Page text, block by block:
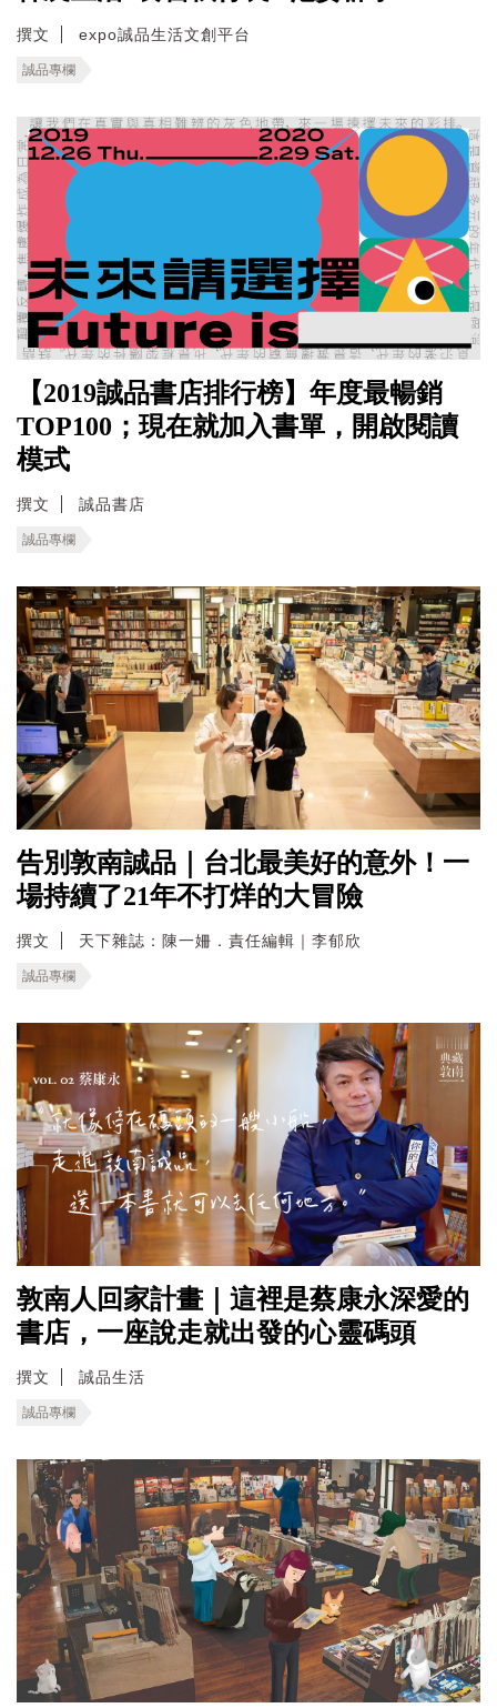
撰文 expo誠品生活文創平台
誠品專欄
【2019誠品書店排行榜】年度最暢銷
TOP100；現在就加入書單，開啟閱讀
模式
撰文 誠品書店
誠品專欄
告別敦南誠品｜台北最美好的意外！一
場持續了21年不打烊的大冒險
撰文 天下雜誌：陳一姍．責任編輯｜李郁欣
誠品專欄
敦南人回家計畫｜這裡是蔡康永深愛的
書店，一座說走就出發的心靈碼頭
撰文 誠品生活
誠品專欄